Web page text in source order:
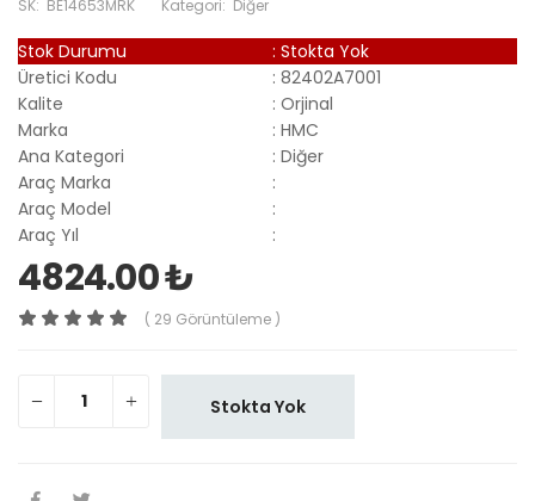
SK: BE14653MRK Kategori: Diğer
Stok Durumu : Stokta Yok
Üretici Kodu
: 82402A7001
Kalite
: Orjinal
Marka
: HMC
Ana Kategori
: Diğer
Araç Marka
:
Araç Model
:
Araç Yıl
:
4824.00 ₺
( 29 Görüntüleme )
Stokta Yok